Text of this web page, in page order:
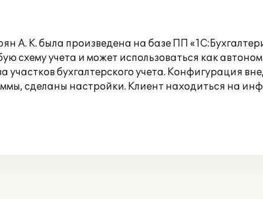
А. К. была произведена на базе ПП
схему учета и может использоваться как
бухгалтерского учета. Конфигурация
сделаны настройки. Клиент находиться на